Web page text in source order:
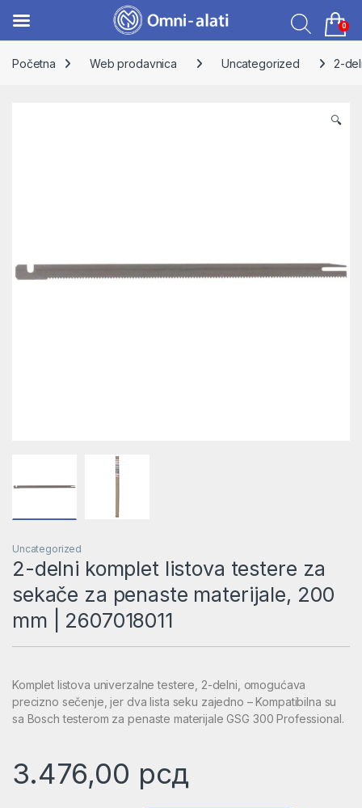
Početna
Web prodavnica Uncategorized 2-
🔍
Uncategorized
2-delni komplet listova testere za
sekače za penaste materijale, 200
mm | 2607018011
Komplet listova univerzalne testere, 2-delni, omogućava
precizno sečenje, jer dva lista seku zajedno – Kompatibilna su
sa Bosch testerom za penaste materijale GSG 300 Professional.
3.476,00 рсд
0